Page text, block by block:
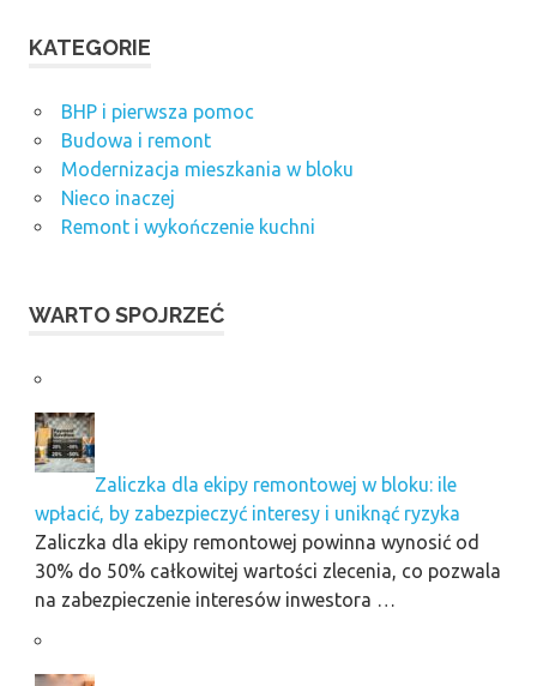
KATEGORIE
BHP i pierwsza pomoc
Budowa i remont
Modernizacja mieszkania w bloku
Nieco inaczej
Remont i wykończenie kuchni
WARTO SPOJRZEĆ
Zaliczka dla ekipy remontowej w bloku: ile
wpłacić, by zabezpieczyć interesy i uniknąć ryzyka
Zaliczka dla ekipy remontowej powinna wynosić od
30% do 50% całkowitej wartości zlecenia, co pozwala
na zabezpieczenie interesów inwestora …